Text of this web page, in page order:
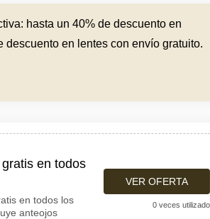
hasta un 40% de descuento en
descuento en lentes con envío gratuito.
en todos
en todos los
anteojos
VER OFERTA
0 veces utilizado